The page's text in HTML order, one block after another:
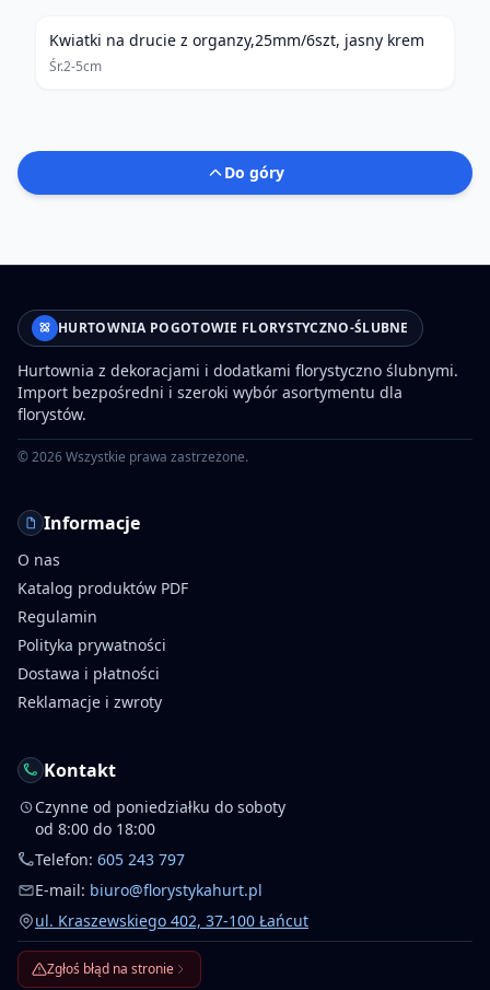
Kwiatki na drucie z organzy,25mm/6szt, jasny krem
Śr.2-5cm
Do góry
HURTOWNIA POGOTOWIE FLORYSTYCZNO-ŚLUBNE
Hurtownia z dekoracjami i dodatkami florystyczno ślubnymi.
Import bezpośredni i szeroki wybór asortymentu dla
florystów.
©2026Wszystkie prawa zastrzeżone.
Informacje
O nas
Katalog produktów PDF
Regulamin
Polityka prywatności
Dostawa i płatności
Reklamacje i zwroty
Kontakt
Czynne od poniedziałku do soboty
od 8:00 do 18:00
Telefon: 605 243 797
E-mail: biuro@florystykahurt.pl
ul. Kraszewskiego 402, 37-100 Łańcut
Zgłoś błąd na stronie